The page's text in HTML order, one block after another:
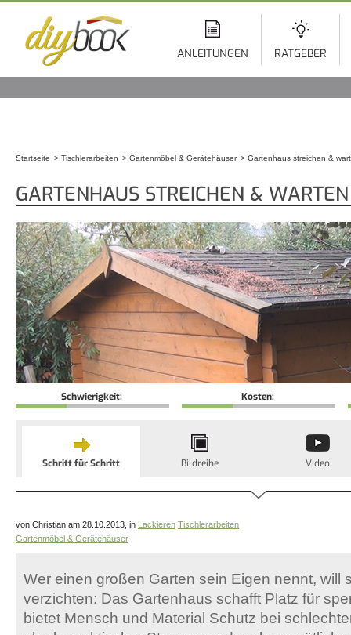
ANLEITUNGEN RATGEBER
Startseite Tischlerarbeiten Gartenmöbel & Gerätehäuser Gartenhaus streichen &
GARTENHAUS STREICHEN & WARTEN
Schwierigkeit: Kosten:
Schritt für Schritt Bildreihe Video
von Christian am 28.10.2013, in Lackieren Tischlerarbeiten
Gartenmöbel & Gerätehäuser
Wer einen großen Garten sein Eigen nennt, will
verzichten: Das Gartenhaus schafft Platz für
bietet Mensch und Material Schutz bei